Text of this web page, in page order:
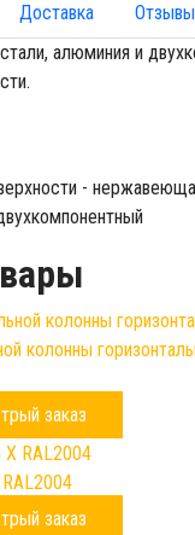
Доставка
Отзывы
алюминия и
-
колонны
заказ
заказ